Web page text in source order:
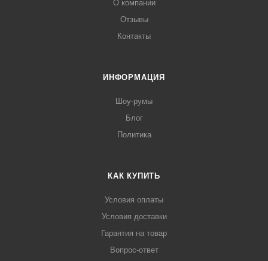
О компании
Отзывы
Контакты
ИНФОРМАЦИЯ
Шоу-румы
Блог
Политика
КАК КУПИТЬ
Условия оплаты
Условия доставки
Гарантия на товар
Вопрос-ответ